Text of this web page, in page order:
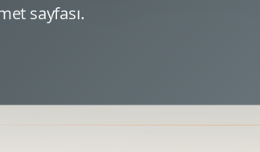
Google Ads Reklam Tasarimi
sayfası.